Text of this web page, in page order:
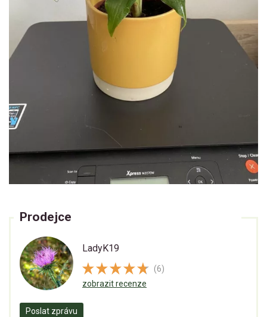
Prodejce
LadyK19
(6)
zobrazit recenze
Poslat zprávu